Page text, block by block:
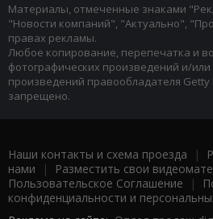
Материалы, отмеченные знаками
"Новости компаний", "Актуально",
правах рекламы.
Любое копирование, перепечатка и
фотографических произведений и/
произведений правообладателя Getty
запрещено.
Наши контакты и схема проезда |
нами | Разместить свои
Пользовательское Соглашение |
конфиденциальности и